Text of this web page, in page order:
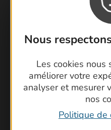
Nous
Les cookies
améliorer votre
analyser et mesurer
nos
Politique de
Foire